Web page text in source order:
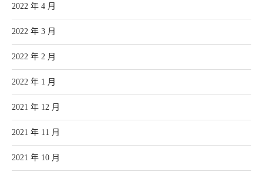
2022 年 4 月
2022 年 3 月
2022 年 2 月
2022 年 1 月
2021 年 12 月
2021 年 11 月
2021 年 10 月